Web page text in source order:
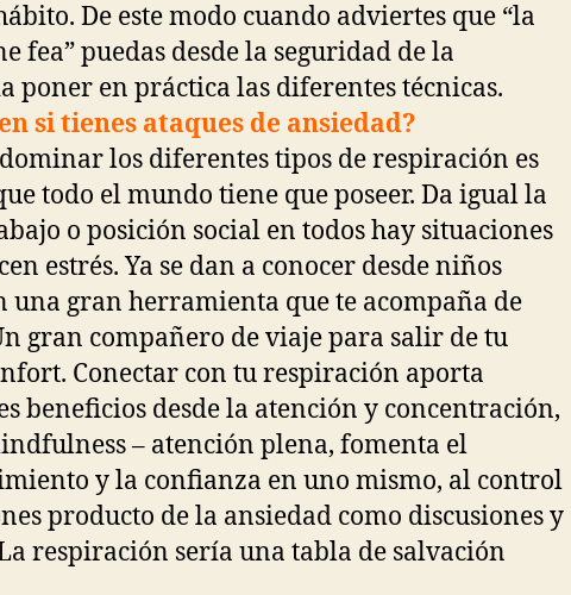
De este modo cuando adviertes que “la
fea” puedas desde la seguridad de la
poner en práctica las diferentes técnicas.
si tienes ataques de ansiedad?
los diferentes tipos de respiración es
todo el mundo tiene que poseer. Da igual la
o posición social en todos hay situaciones
estrés. Ya se dan a conocer desde niños
una gran herramienta que te acompaña de
gran compañero de viaje para salir de tu
Conectar con tu respiración aporta
beneficios desde la atención y concentración,
– atención plena, fomenta el
y la confianza en uno mismo, al control
producto de la ansiedad como discusiones y
respiración sería una tabla de salvación